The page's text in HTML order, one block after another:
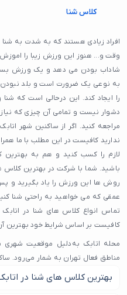
کلاس شنا
افراد زیادی هستند که به شدت به شنا
وقت و... هنوز این ورزش زیبا را
شاداب بودن می دهد و یک ورزش
به نوعی یک ضرورت است و بلد نبودن
را ایجاد کند. این درحالی است که
دشوار نیست و تمامی آن چیزی که
مراجعه کنید. اگر از ساکنین شهر
ندارید کافیست در این مطلب با ما
لازم را کسب کنید و هم به بهترین
باشید. شما با شرکت در بهترین کلاس
روش ها این ورزش را یاد بگیرید و
عمقی که می خواهید به راحتی شنا
تماس انواع کلاس های شنا در
کافیست بر اساس شرایط خود بهترین آن
محله اتابک به‌دلیل موقعیت شهری
مناطق فعال تهران به شمار می‌رود.
ترجیح می‌دهند از خدمات و مراکز
بهترین کلاس های شنا در